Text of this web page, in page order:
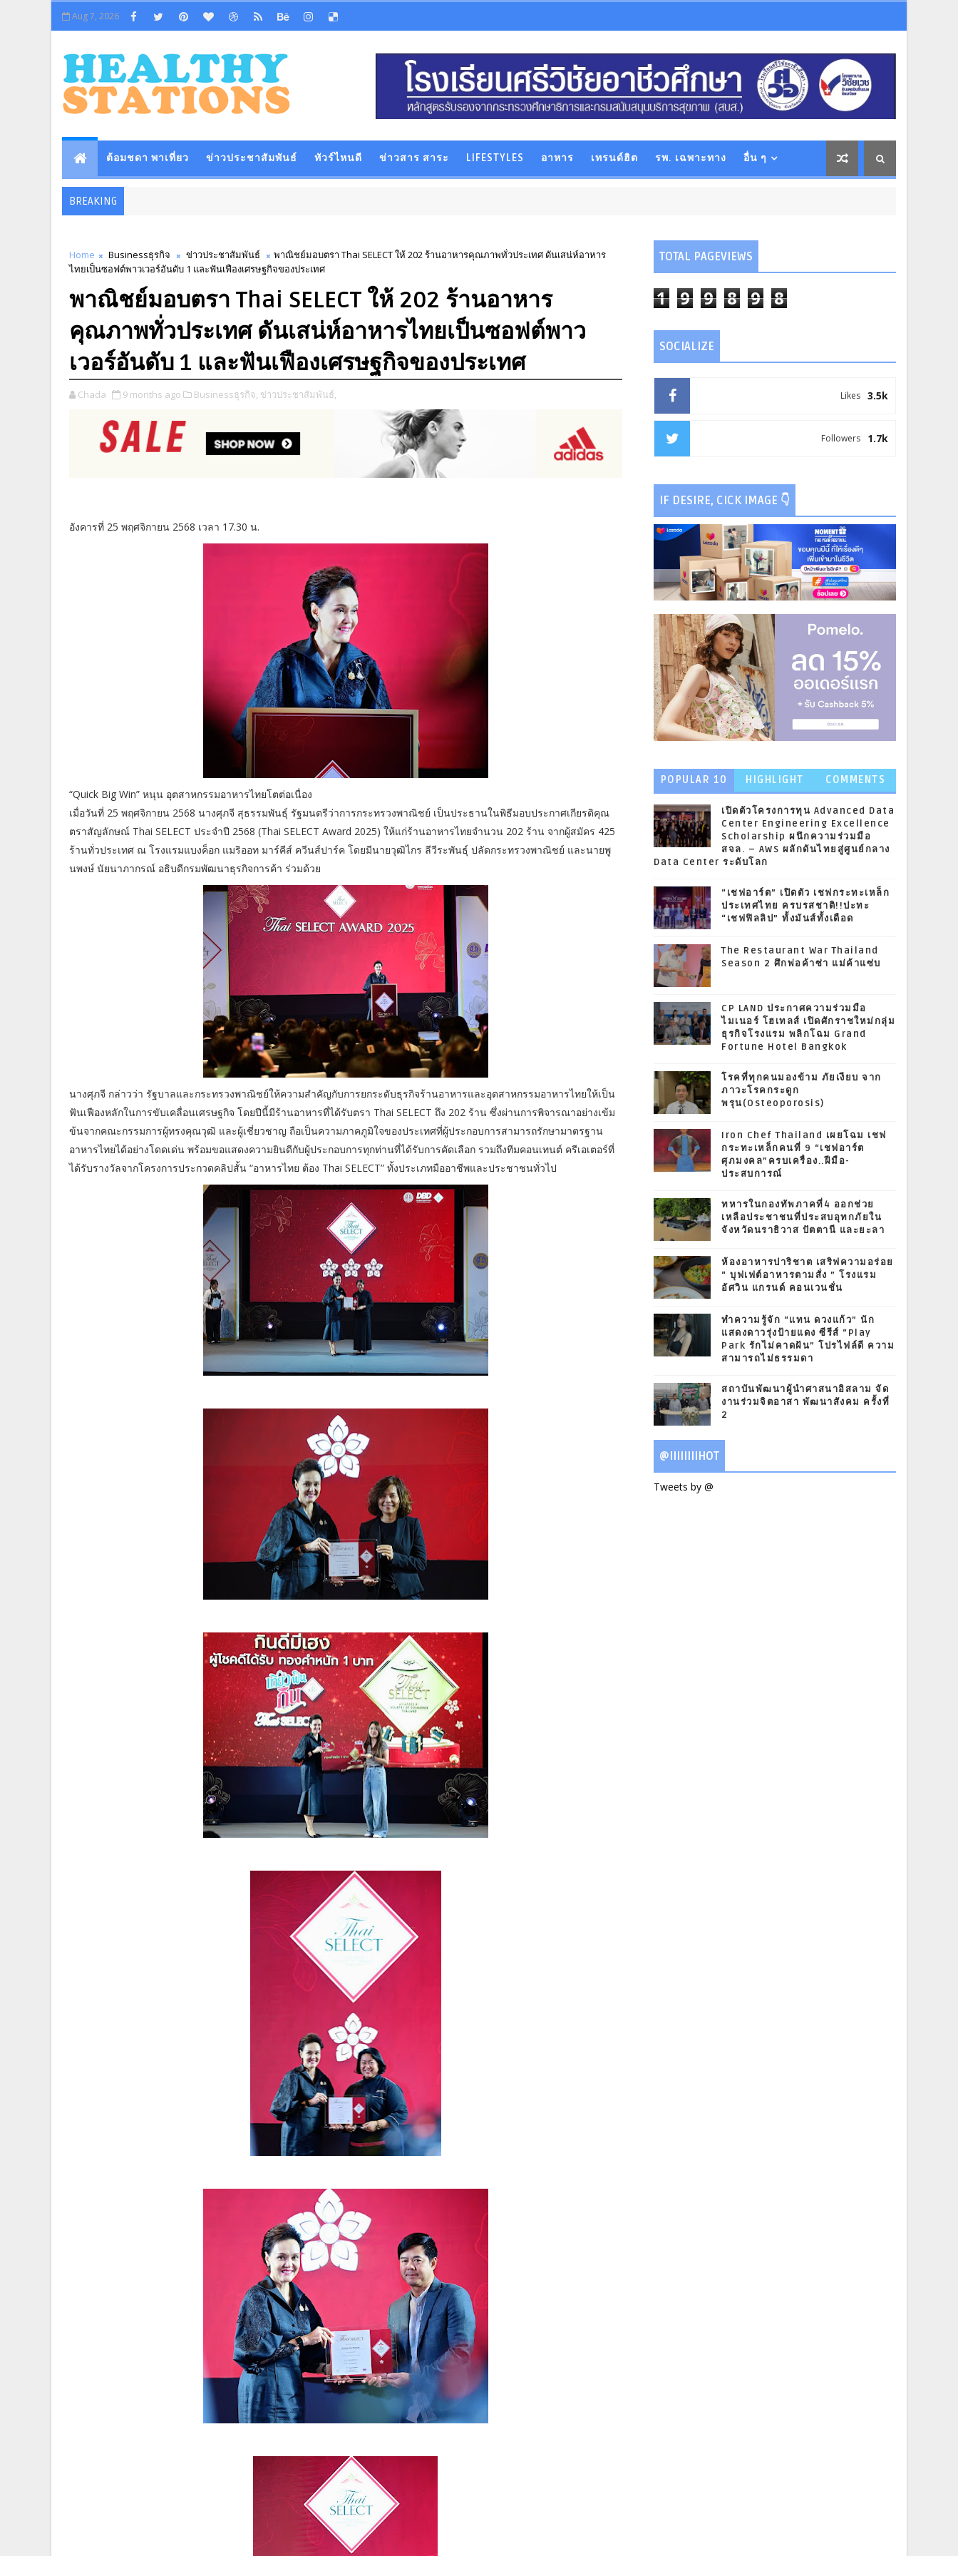
Aug 7, 2026
ต้อมชดา พาเที่ยว ข่าวประชาสัมพันธ์ ทัวร์ไหนดี ข่าวสาร สาระ LIFESTYLES อาหาร เทรนด์ฮิต รพ. เฉพาะทาง อื่น ๆ
BREAKING
Home Businessธุรกิจ ข่าวประชาสัมพันธ์
พาณิชย์มอบตรา Thai SELECT ให้ 202 ร้านอาหารคุณภาพทั่วประเทศ ดันเสน่ห์อาหาร
ไทยเป็นซอฟต์พาวเวอร์อันดับ 1 และฟันเฟืองเศรษฐกิจของประเทศ
พาณิชย์มอบตรา Thai SELECT ให้ 202 ร้านอาหาร
คุณภาพทั่วประเทศ ดันเสน่ห์อาหารไทยเป็นซอฟต์พาว
เวอร์อันดับ 1 และฟันเฟืองเศรษฐกิจของประเทศ
Chada 9 months ago Businessธุรกิจ, ข่าวประชาสัมพันธ์,
อังคารที่ 25 พฤศจิกายน 2568 เวลา 17.30 น.
“Quick Big Win” หนุน อุตสาหกรรมอาหารไทยโตต่อเนื่อง
เมื่อวันที่ 25 พฤศจิกายน 2568 นางศุภจี สุธรรมพันธุ์ รัฐมนตรีว่าการกระทรวงพาณิชย์ เป็นประธานในพิธีมอบประกาศเกียรติคุณ
ตราสัญลักษณ์ Thai SELECT ประจำปี 2568 (Thai SELECT Award 2025) ให้แก่ร้านอาหารไทยจำนวน 202 ร้าน จากผู้สมัคร 425
ร้านทั่วประเทศ ณ โรงแรมแบงค็อก แมริออท มาร์คีส์ ควีนส์ปาร์ค โดยมีนายวุฒิไกร ลีวีระพันธุ์ ปลัดกระทรวงพาณิชย์ และนายพู
นพงษ์ นัยนาภากรณ์ อธิบดีกรมพัฒนาธุรกิจการค้า ร่วมด้วย
นางศุภจี กล่าวว่า รัฐบาลและกระทรวงพาณิชย์ให้ความสำคัญกับการยกระดับธุรกิจร้านอาหารและอุตสาหกรรมอาหารไทยให้เป็น
ฟันเฟืองหลักในการขับเคลื่อนเศรษฐกิจ โดยปีนี้มีร้านอาหารที่ได้รับตรา Thai SELECT ถึง 202 ร้าน ซึ่งผ่านการพิจารณาอย่างเข้ม
ข้นจากคณะกรรมการผู้ทรงคุณวุฒิ และผู้เชี่ยวชาญ ถือเป็นความภาคภูมิใจของประเทศที่ผู้ประกอบการสามารถรักษามาตรฐาน
อาหารไทยได้อย่างโดดเด่น พร้อมขอแสดงความยินดีกับผู้ประกอบการทุกท่านที่ได้รับการคัดเลือก รวมถึงทีมคอนเทนต์ ครีเอเตอร์ที่
ได้รับรางวัลจากโครงการประกวดคลิปสั้น “อาหารไทย ต้อง Thai SELECT” ทั้งประเภทมืออาชีพและประชาชนทั่วไป
TOTAL PAGEVIEWS
1 9 9 8 9 8
SOCIALIZE
3.5k
Likes
1.7k
Followers
IF DESIRE, CICK IMAGE 👇
POPULAR 10
HIGHLIGHT
COMMENTS
เปิดตัวโครงการทุน Advanced Data
Center Engineering Excellence
Scholarship ผนึกความร่วมมือ
สจล. – AWS ผลักดันไทยสู่ศูนย์กลาง
Data Center ระดับโลก
“เชฟอาร์ต” เปิดตัว เชฟกระทะเหล็ก
ประเทศไทย ครบรสชาติ!!ปะทะ
“เชฟฟิลลิป” ทั้งมันส์ทั้งเดือด
The Restaurant War Thailand
Season 2 ศึกพ่อค้าซ่า แม่ค้าแซ่บ
CP LAND ประกาศความร่วมมือ
ไมเนอร์ โฮเทลส์ เปิดศักราชใหม่กลุ่ม
ธุรกิจโรงแรม พลิกโฉม Grand
Fortune Hotel Bangkok
โรคที่ทุกคนมองข้าม ภัยเงียบ จาก
ภาวะโรคกระดูก
พรุน(Osteoporosis)
Iron Chef Thailand เผยโฉม เชฟ
กระทะเหล็กคนที่ 9 “เชฟอาร์ต
ศุภมงคล”ครบเครื่อง..ฝีมือ-
ประสบการณ์
ทหารในกองทัพภาคที่4 ออกช่วย
เหลือประชาชนที่ประสบอุทกภัยใน
จังหวัดนราธิวาส ปัตตานี และยะลา
ห้องอาหารปาริชาต เสริฟความอร่อย
“ บุฟเฟต์อาหารตามสั่ง ” โรงแรม
อัศวิน แกรนด์ คอนเวนชั่น
ทำความรู้จัก “แทน ดวงแก้ว” นัก
แสดงดาวรุ่งป้ายแดง ซีรีส์ “Play
Park รักไม่คาดฝัน” โปรไฟล์ดี ความ
สามารถไม่ธรรมดา
สถาบันพัฒนาผู้นำศาสนาอิสลาม จัด
งานร่วมจิตอาสา พัฒนาสังคม ครั้งที่
2
@IIIIIIIIHOT
Tweets by @